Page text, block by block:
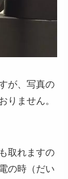
が、写真の
りません。
取れますの
の時（だい